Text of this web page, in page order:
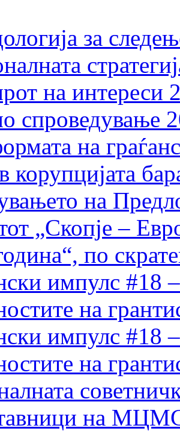
за
на интереси
спроведување
на
корупцијата
на
„Скопје –
по
импулс #18
на
импулс #18
на
на МЦМС